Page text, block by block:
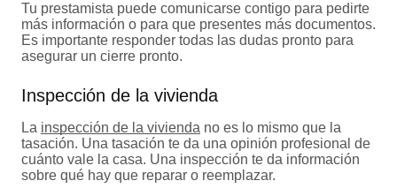
Tu prestamista puede comunicarse contigo para pedirte
más información o para que presentes más documentos.
Es importante responder todas las dudas pronto para
asegurar un cierre pronto.
Inspección de la vivienda
La inspección de la vivienda no es lo mismo que la
tasación. Una tasación te da una opinión profesional de
cuánto vale la casa. Una inspección te da información
sobre qué hay que reparar o reemplazar.